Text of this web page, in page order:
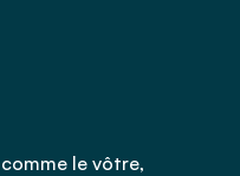
comme le vôtre,